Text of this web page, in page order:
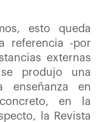
esto queda
referencia -por
externas
produjo una
enseñanza en
en la
la Revista